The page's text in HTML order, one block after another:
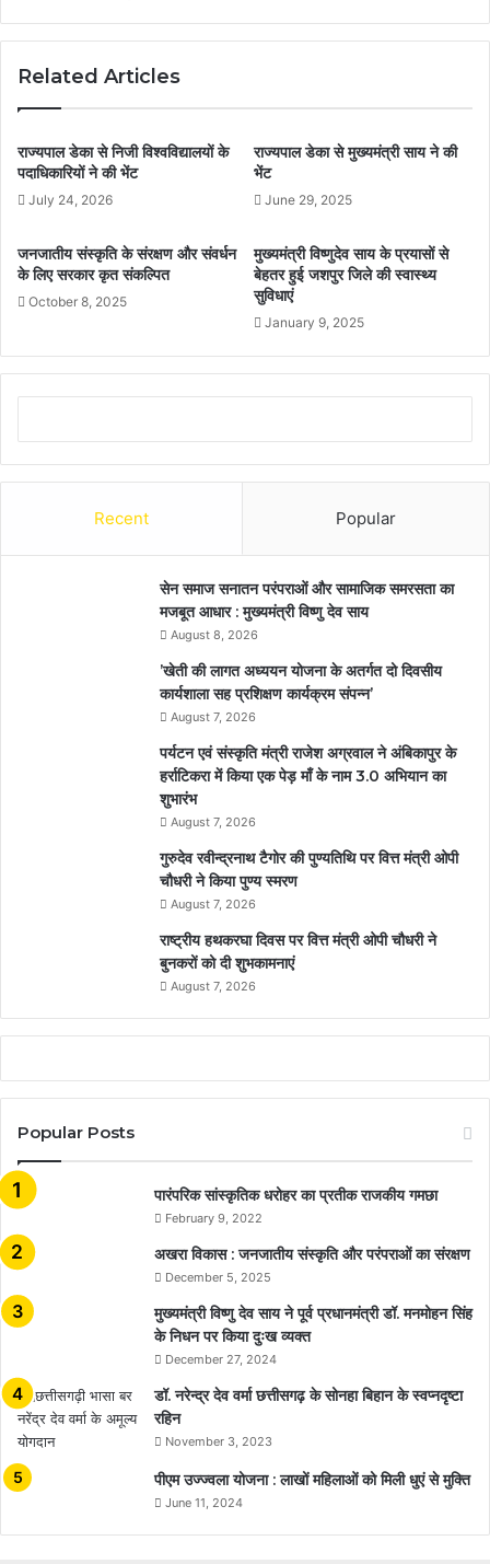
Related Articles
राज्यपाल डेका से निजी विश्वविद्यालयों के
पदाधिकारियों ने की भेंट
July 24, 2026
राज्यपाल डेका से मुख्यमंत्री साय ने की
भेंट
June 29, 2025
जनजातीय संस्कृति के संरक्षण और संवर्धन
के लिए सरकार कृत संकल्पित
October 8, 2025
मुख्यमंत्री विष्णुदेव साय के प्रयासों से
बेहतर हुई जशपुर जिले की स्वास्थ्य
सुविधाएं
January 9, 2025
Recent Popular
सेन समाज सनातन परंपराओं और सामाजिक समरसता का
मजबूत आधार : मुख्यमंत्री विष्णु देव साय
August 8, 2026
’खेती की लागत अध्ययन योजना के अतर्गत दो दिवसीय
कार्यशाला सह प्रशिक्षण कार्यक्रम संपन्न’
August 7, 2026
पर्यटन एवं संस्कृति मंत्री राजेश अग्रवाल ने अंबिकापुर के
हर्राटिकरा में किया एक पेड़ माँ के नाम 3.0 अभियान का
शुभारंभ
August 7, 2026
गुरुदेव रवीन्द्रनाथ टैगोर की पुण्यतिथि पर वित्त मंत्री ओपी
चौधरी ने किया पुण्य स्मरण
August 7, 2026
राष्ट्रीय हथकरघा दिवस पर वित्त मंत्री ओपी चौधरी ने
बुनकरों को दी शुभकामनाएं
August 7, 2026
Popular Posts
​​​​​​​पारंपरिक सांस्कृतिक धरोहर का प्रतीक राजकीय गमछा
February 9, 2022
अखरा विकास : जनजातीय संस्कृति और परंपराओं का संरक्षण
December 5, 2025
मुख्यमंत्री विष्णु देव साय ने पूर्व प्रधानमंत्री डॉ. मनमोहन सिंह
के निधन पर किया दुःख व्यक्त
December 27, 2024
डॉ. नरेन्द्र देव वर्मा छत्तीसगढ़ के सोनहा बिहान के स्वप्नदृष्टा
रहिन
November 3, 2023
पीएम उज्ज्वला योजना : लाखों महिलाओं को मिली धुएं से मुक्ति
June 11, 2024